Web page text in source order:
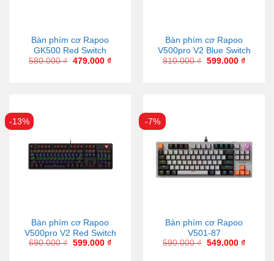
Bàn phím cơ Rapoo
GK500 Red Switch
580.000₫ 479.000 ₫
Bàn phím cơ Rapoo
V500pro V2 Blue Switch
810.000₫ 599.000 ₫
-13%
Bàn phím cơ Rapoo
V500pro V2 Red Switch
690.000₫ 599.000 ₫
-7%
Bàn phím cơ Rapoo
V501-87
590.000₫ 549.000 ₫